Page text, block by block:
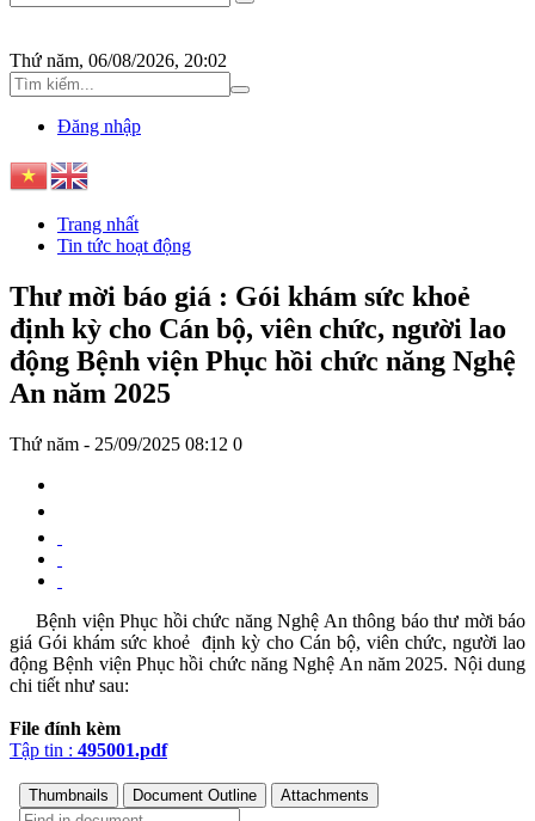
Thứ năm, 06/08/2026, 20:02
Đăng nhập
Trang nhất
Tin tức hoạt động
Thư mời báo giá : Gói khám sức khoẻ
định kỳ cho Cán bộ, viên chức, người lao
động Bệnh viện Phục hồi chức năng Nghệ
An năm 2025
Thứ năm - 25/09/2025 08:12 0
Bệnh viện Phục hồi chức năng Nghệ An thông báo thư mời báo
giá Gói khám sức khoẻ định kỳ cho Cán bộ, viên chức, người lao
động Bệnh viện Phục hồi chức năng Nghệ An năm 2025. Nội dung
chi tiết như sau:
File đính kèm
Tập tin : 495001.pdf